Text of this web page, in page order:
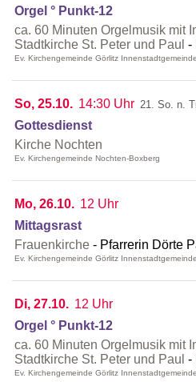
Orgel ° Punkt-12
ca. 60 Minuten Orgelmusik mit
Stadtkirche St. Peter und Paul
Ev. Kirchengemeinde Görlitz Innenstadtgemeinde
So, 25.10. 14:30 Uhr 21. So. n.
Gottesdienst
Kirche Nochten
Ev. Kirchengemeinde Nochten-Boxberg
Mo, 26.10. 12 Uhr
Mittagsrast
Frauenkirche
Pfarrerin Dörte
Ev. Kirchengemeinde Görlitz Innenstadtgemeinde
Di, 27.10. 12 Uhr
Orgel ° Punkt-12
ca. 60 Minuten Orgelmusik mit
Stadtkirche St. Peter und Paul
Ev. Kirchengemeinde Görlitz Innenstadtgemeinde